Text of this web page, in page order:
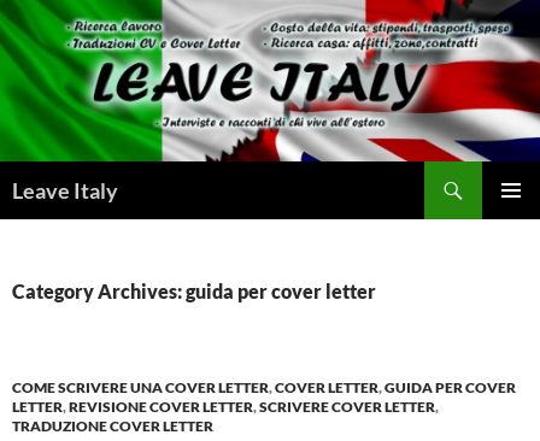
Skip
to
content
Leave Italy
Category Archives: guida per cover letter
COME SCRIVERE UNA COVER LETTER,COVER LETTER,GUIDA PER COVER
LETTER,REVISIONE COVER LETTER,SCRIVERE COVER LETTER,
TRADUZIONE COVER LETTER